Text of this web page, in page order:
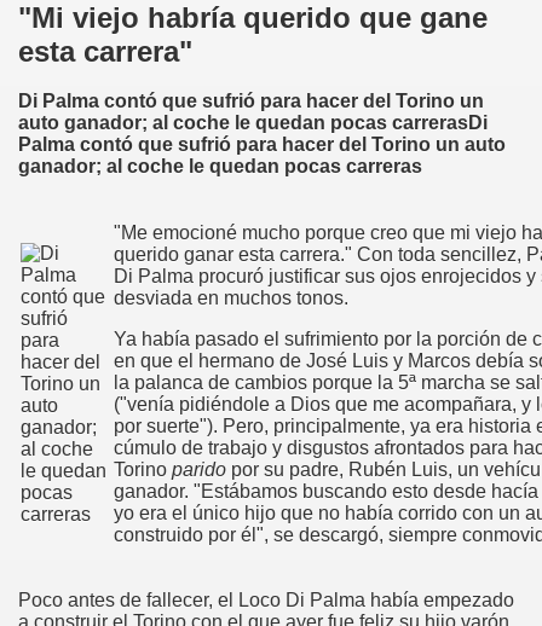
"Mi viejo habría querido que gane
esta carrera"
Di Palma contó que sufrió para hacer del Torino un
auto ganador; al coche le quedan pocas carrerasDi
Palma contó que sufrió para hacer del Torino un auto
ganador; al coche le quedan pocas carreras
"Me emocioné mucho porque creo que mi viejo
querido ganar esta carrera." Con toda sencillez,
Di Palma procuró justificar sus ojos enrojecidos y
desviada en muchos tonos.
Ya había pasado el sufrimiento por la porción de
en que el hermano de José Luis y Marcos debía
la palanca de cambios porque la 5ª marcha se
("venía pidiéndole a Dios que me acompañara, y
por suerte"). Pero, principalmente, ya era historia
cúmulo de trabajo y disgustos afrontados para
Torino parido por su padre, Rubén Luis, un
ganador. "Estábamos buscando esto desde
yo era el único hijo que no había corrido con un
construido por él", se descargó, siempre
Poco antes de fallecer, el Loco Di Palma había empezado
a construir el Torino con el que ayer fue feliz su hijo varón
SE TRANSMITE DE GENERACIÓN EN
WILKE
REPÚBLICA ARGENTINA